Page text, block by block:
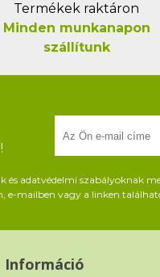
Termékek raktáron
Minden munkanapon
szállítunk
adatvédelmi szabályoknak
e-mailben vagy a linken
Információ